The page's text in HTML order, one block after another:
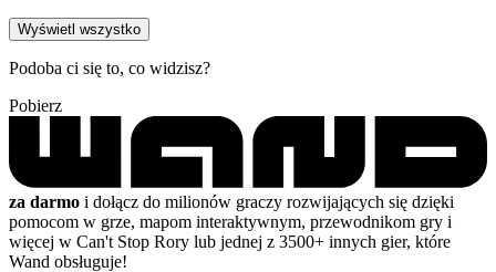
Wyświetl wszystko
Podoba ci się to, co widzisz?
Pobierz
za darmo i dołącz do milionów graczy rozwijających się dzięki
pomocom w grze, mapom interaktywnym, przewodnikom gry i
więcej w Can't Stop Rory lub jednej z 3500+ innych gier, które
Wand obsługuje!